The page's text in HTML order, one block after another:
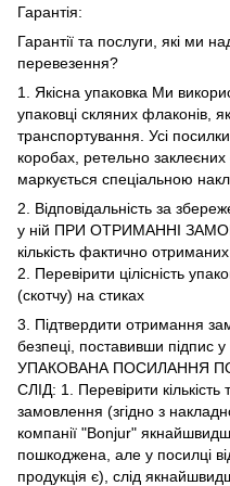
Гарантія:
Гарантії та послуги, які ми
перевезення?
1. Якісна упаковка Ми
упаковці скляних флаконів,
транспортування. Усі
коробах, ретельно
маркується спеціальною
2. Відповідальність за
у ній ПРИ ОТРИМАННІ
кількість фактично
2. Перевірити цілісність
(скотчу) на стиках
3. Підтвердити отримання
безпеці, поставивши підпис
УПАКОВАНА ПОСИЛАННЯ
СЛІД: 1. Перевірити кількість
замовлення (згідно з
компанії "Bonjur"
пошкоджена, але у посилці
продукція є), слід